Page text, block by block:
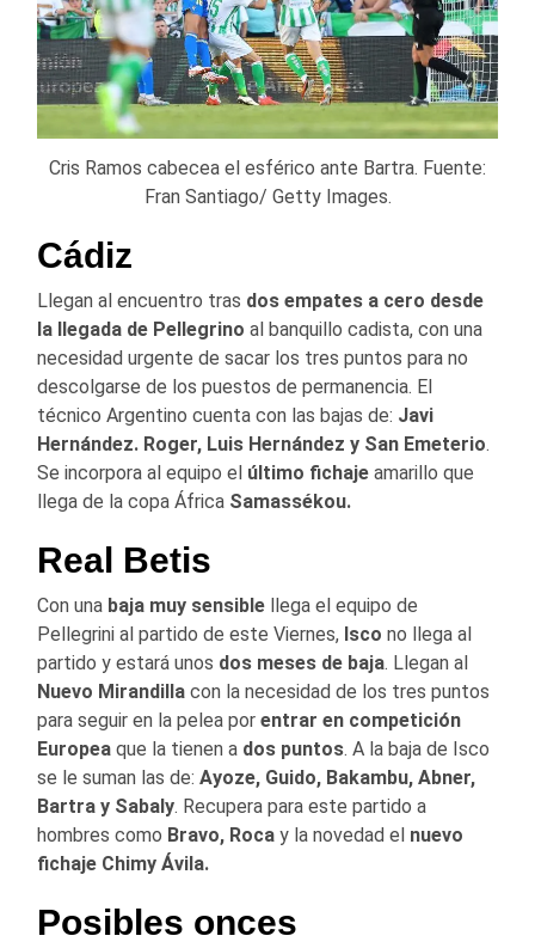
Cris Ramos cabecea el esférico ante Bartra. Fuente:
Fran Santiago/ Getty Images.
Cádiz
Llegan al encuentro tras dos empates a cero desde
la llegada de Pellegrino al banquillo cadista, con una
necesidad urgente de sacar los tres puntos para no
descolgarse de los puestos de permanencia. El
técnico Argentino cuenta con las bajas de: Javi
Hernández. Roger, Luis Hernández y San Emeterio.
Se incorpora al equipo el último fichaje amarillo que
llega de la copa África Samassékou.
Real Betis
Con una baja muy sensible llega el equipo de
Pellegrini al partido de este Viernes, Isco no llega al
partido y estará unos dos meses de baja. Llegan al
Nuevo Mirandilla con la necesidad de los tres puntos
para seguir en la pelea por entrar en competición
Europea que la tienen a dos puntos. A la baja de Isco
se le suman las de: Ayoze, Guido, Bakambu, Abner,
Bartra y Sabaly. Recupera para este partido a
hombres como Bravo, Roca y la novedad el nuevo
fichaje Chimy Ávila.
Posibles onces